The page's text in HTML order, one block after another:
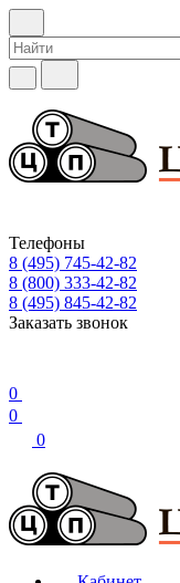
Телефоны
8 (495) 745-42-82
8 (800) 333-42-82
8 (495) 845-42-82
Заказать звонок
0
0
0